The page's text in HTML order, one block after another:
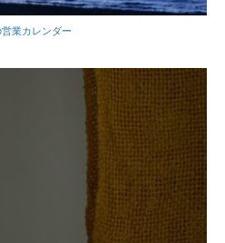
営業カレンダー